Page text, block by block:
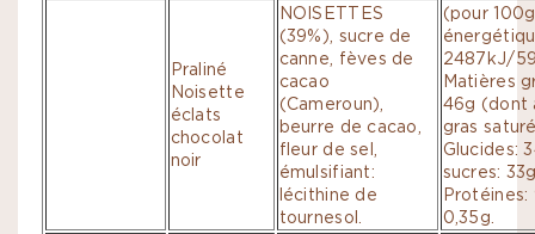
Praliné
Noisette
éclats
chocolat
noir
NOISETTES
(39%), sucre de
canne, fèves de
cacao
(Cameroun),
beurre de cacao,
fleur de sel,
émulsifiant:
lécithine de
tournesol.
(pour
2487kJ/
Matières
46g (dont
gras
Glucides:
sucres:
Protéines:
0,35g.